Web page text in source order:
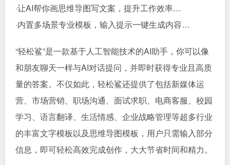
·让AI帮你画思维导图写文案，提升工作效率…
·内置多场景专业模板，输入提示一键生成内容…
“轻松鲨”是一款基于人工智能技术的AI助手，你可以像
和朋友聊天一样与AI对话提问，并即时获得专业且高质
量的答案。不仅如此，轻松鲨还提供了包括新媒体运
营、市场营销、职场沟通、面试求职、电商客服、校园
学习、语言翻译、生活情感、企业战略管理等超多行业
的丰富文字模板以及思维导图模板，用户只需输入部分
信息，即可轻松高效完成创作，大大节省时间和精力。